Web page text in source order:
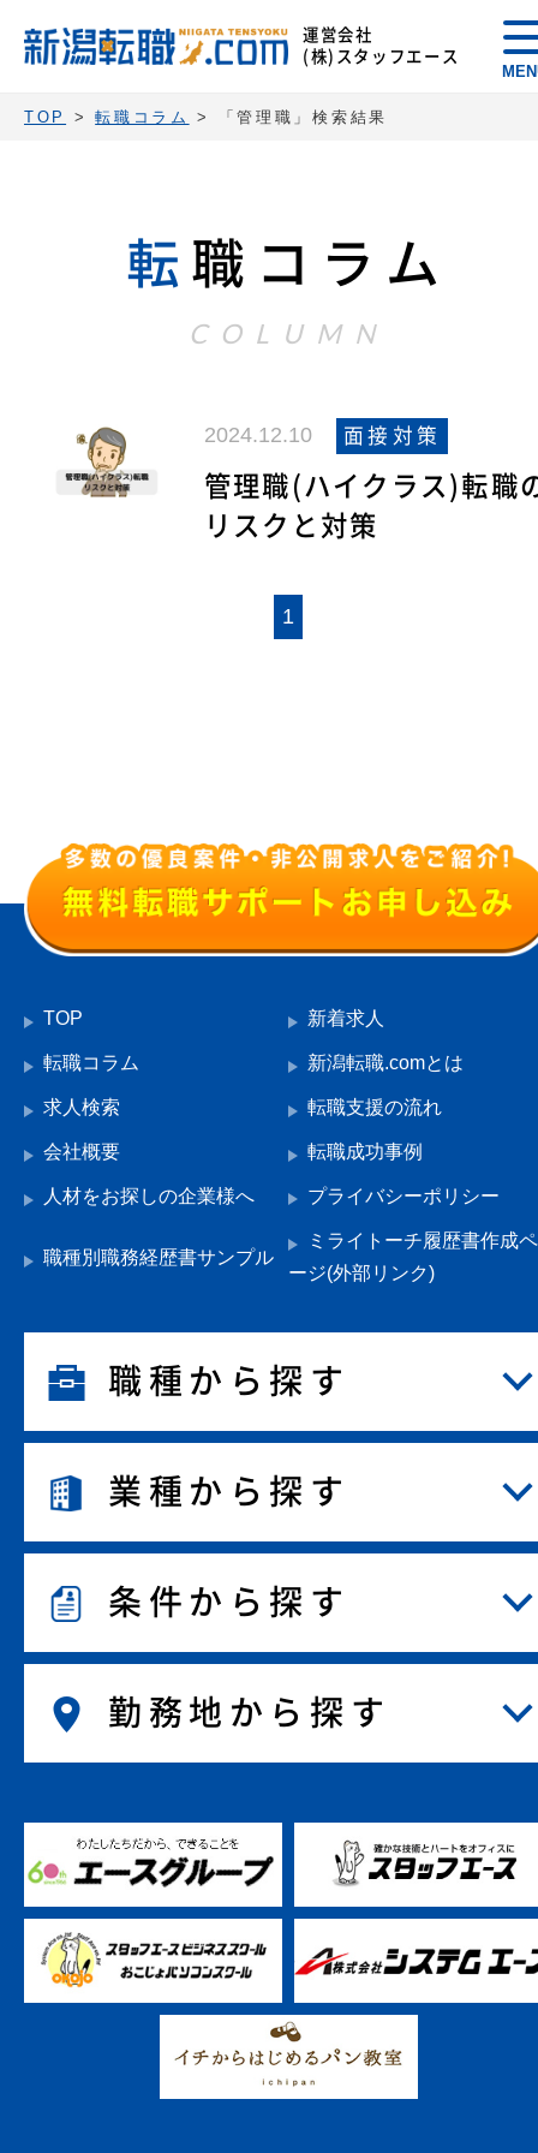
運営会社
(株)スタッフエース
TOP >転職コラム > 「管理職」検索結果
転 職コラム
COLUMN
2024.12.10 面接対策
管理職(ハイクラス)転職
リスクと対策
1
TOP 新着求人
転職コラム 新潟転職.comとは
求人検索 転職支援の流れ
会社概要 転職成功事例
人材をお探しの企業様へ プライバシーポリシー
職種別職務経歴書サンプル
ミライトーチ履歴書作成ペ
ージ(外部リンク)
職種から探す
業種から探す
条件から探す
勤務地から探す